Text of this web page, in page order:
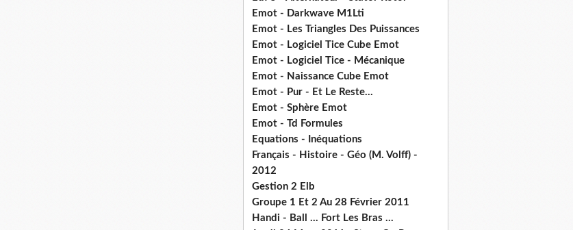
Emot - Darkwave M1Lti
Emot - Les Triangles Des Puissances
Emot - Logiciel Tice Cube Emot
Emot - Logiciel Tice - Mécanique
Emot - Naissance Cube Emot
Emot - Pur - Et Le Reste...
Emot - Sphère Emot
Emot - Td Formules
Equations - Inéquations
Français - Histoire - Géo (M. Volff) -
2012
Gestion 2 Elb
Groupe 1 Et 2 Au 28 Février 2011
Handi - Ball ... Fort Les Bras ...